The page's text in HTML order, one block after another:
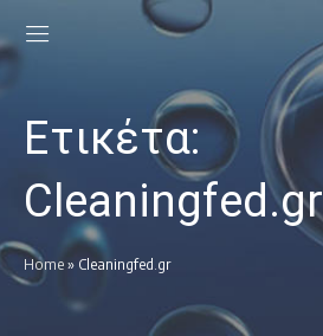
Ετικέτα:
Cleaningfed.gr
Home » Cleaningfed.gr